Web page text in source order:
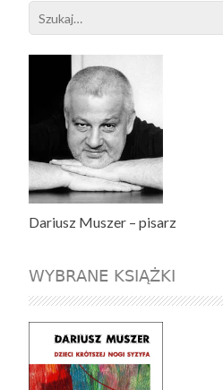
Dariusz Muszer – pisarz
WYBRANE KSIĄŻKI